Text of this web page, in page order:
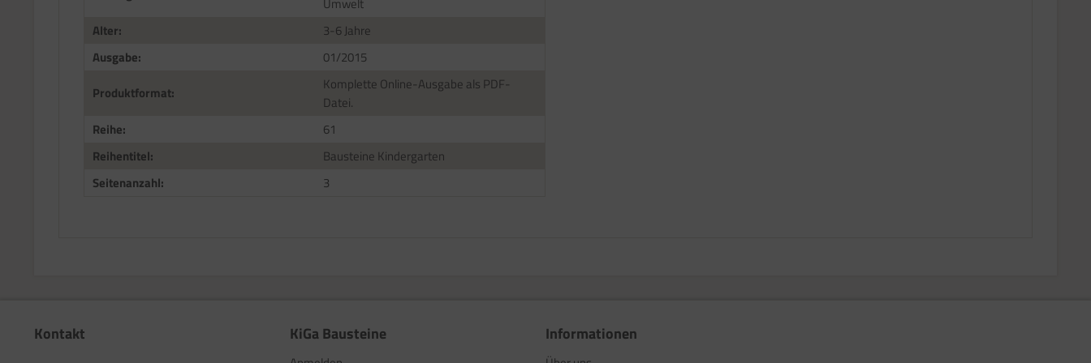
Alter:
3-6 Jahre
Ausgabe:
01/2015
Produktformat:
Komplette Online-Ausgabe als PDF-
Datei.
Reihe:
61
Reihentitel:
Bausteine Kindergarten
Seitenanzahl:
3
Kontakt KiGa Bausteine Informationen